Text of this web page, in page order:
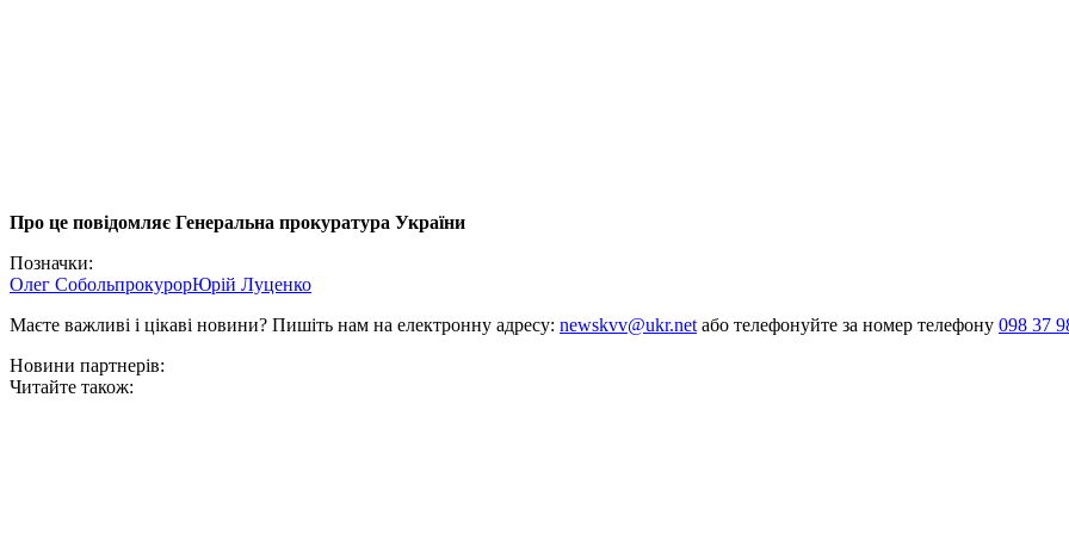
Про це повідомляє Генеральна прокуратура України
Позначки:
Олег СобольпрокурорЮрій Луценко
Маєте важливі і цікаві новини? Пишіть нам на електронну адресу: newskvv@ukr.netабо телефонуйте за номер телефону 098 37
Новини партнерів:
Читайте також: